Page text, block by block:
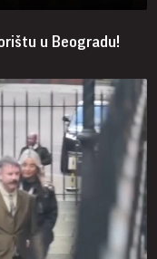
u Beogradu!